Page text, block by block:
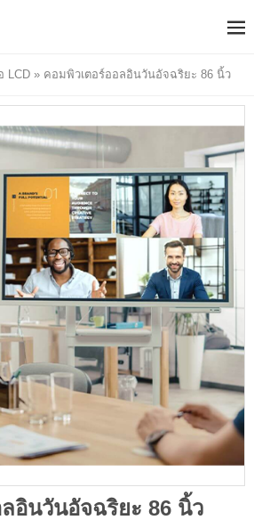
LCD » คอมพิวเตอร์ออลอินวันอัจฉริยะ 86 นิ้ว
อินวันอัจฉริยะ 86 นิ้ว